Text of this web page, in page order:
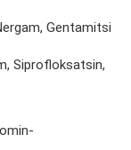
Gentamitsi
Siprofloksatsin,